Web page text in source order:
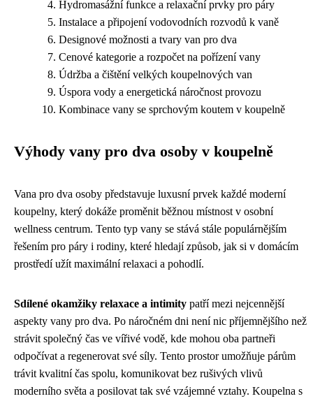
Hydromasážní funkce a relaxační prvky pro páry
Instalace a připojení vodovodních rozvodů k vaně
Designové možnosti a tvary van pro dva
Cenové kategorie a rozpočet na pořízení vany
Údržba a čištění velkých koupelnových van
Úspora vody a energetická náročnost provozu
Kombinace vany se sprchovým koutem v koupelně
Výhody vany pro dva osoby v koupelně
Vana pro dva osoby představuje luxusní prvek každé moderní
koupelny, který dokáže proměnit běžnou místnost v osobní
wellness centrum. Tento typ vany se stává stále populárnějším
řešením pro páry i rodiny, které hledají způsob, jak si v domácím
prostředí užít maximální relaxaci a pohodlí.
Sdílené okamžiky relaxace a intimity patří mezi nejcennější
aspekty vany pro dva. Po náročném dni není nic příjemnějšího než
strávit společný čas ve vířivé vodě, kde mohou oba partneři
odpočívat a regenerovat své síly. Tento prostor umožňuje párům
trávit kvalitní čas spolu, komunikovat bez rušivých vlivů
moderního světa a posilovat tak své vzájemné vztahy. Koupelna s